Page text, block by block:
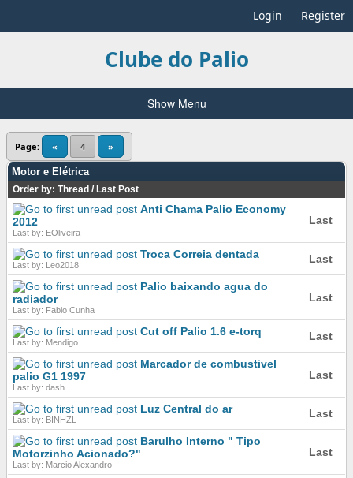
Login Register
Clube do Palio
Show Menu
Page: « 4 »
Motor e Elétrica
Order by: Thread / Last Post
Anti Chama Palio Economy
2012
Last by: EOliveira
Last
Troca Correia dentada
Last by: Leo2018
Last
Palio baixando agua do
radiador
Last by: Fabio Cunha
Last
Cut off Palio 1.6 e-torq
Last by: Mendigo
Last
Marcador de combustivel
palio G1 1997
Last by: dash
Last
Luz Central do ar
Last by: BINHZL
Last
Barulho Interno " Tipo
Motorzinho Acionado?"
Last by: Marcio Alexandro
Last